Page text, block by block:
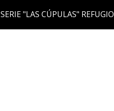
SERIE "LAS CÚPULAS" REFUGIO